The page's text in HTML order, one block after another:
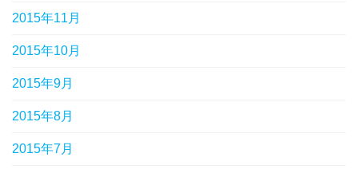
2015年11月
2015年10月
2015年9月
2015年8月
2015年7月